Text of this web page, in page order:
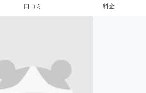
口コミ 料金